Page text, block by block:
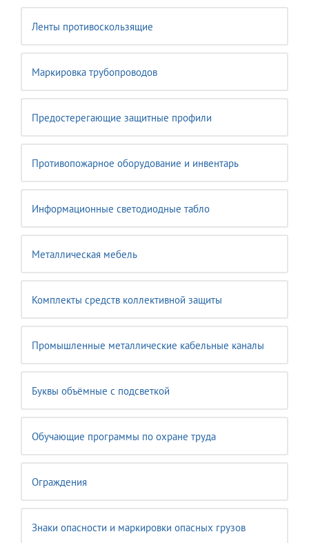
Ленты противоскользящие
Маркировка трубопроводов
Предостерегающие защитные профили
Противопожарное оборудование и инвентарь
Информационные светодиодные табло
Металлическая мебель
Комплекты средств коллективной защиты
Промышленные металлические кабельные каналы
Буквы объёмные с подсветкой
Обучающие программы по охране труда
Ограждения
Знаки опасности и маркировки опасных грузов